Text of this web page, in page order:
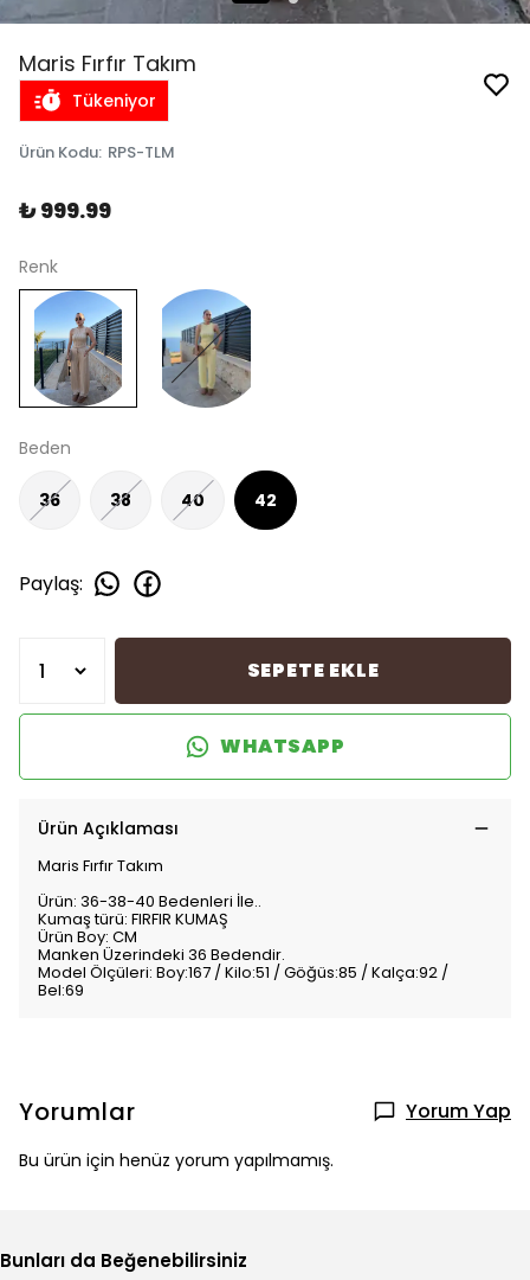
Maris Fırfır Takım
Tükeniyor
Ürün Kodu: RPS-TLM
₺ 999.99
Renk
Beden
36 38 40 42
Paylaş:
SEPETE EKLE
WHATSAPP
Ürün Açıklaması
Maris Fırfır Takım
Ürün: 36-38-40 Bedenleri İle..
Kumaş türü: FIRFIR KUMAŞ
Ürün Boy: CM
Manken Üzerindeki 36 Bedendir.
Model Ölçüleri: Boy:167 / Kilo:51 / Göğüs:85 / Kalça:92 /
Bel:69
Yorumlar Yorum Yap
Bu ürün için henüz yorum yapılmamış.
Bunları da Beğenebilirsiniz